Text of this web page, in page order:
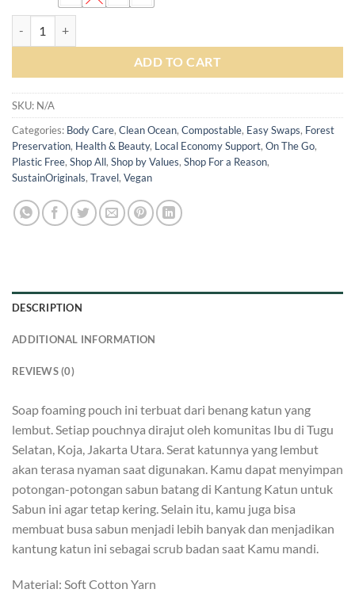
ADD TO CART
SKU: N/A
Categories: Body Care, Clean Ocean, Compostable, Easy Swaps, Forest
Preservation, Health & Beauty, Local Economy Support, On The Go,
Plastic Free, Shop All, Shop by Values, Shop For a Reason,
SustainOriginals, Travel, Vegan
DESCRIPTION
ADDITIONAL INFORMATION
REVIEWS (0)
Soap foaming pouch ini terbuat dari benang katun yang
lembut. Setiap pouchnya dirajut oleh komunitas Ibu di Tugu
Selatan, Koja, Jakarta Utara. Serat katunnya yang lembut
akan terasa nyaman saat digunakan. Kamu dapat menyimpan
potongan-potongan sabun batang di Kantung Katun untuk
Sabun ini agar tetap kering. Selain itu, kamu juga bisa
membuat busa sabun menjadi lebih banyak dan menjadikan
kantung katun ini sebagai scrub badan saat Kamu mandi.
Material: Soft Cotton Yarn